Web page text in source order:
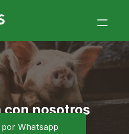
con nosotros
Whatsapp